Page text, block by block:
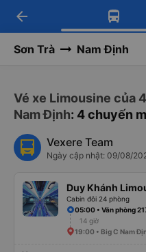
Tải app
Nhận ưu đãi
Tải app
-30k/ghế khi
arrow_back
Sơn Trà Nam Định
Vé xe Limousine của
Nam Định: 4 chuyến
Vexere Team
Ngày cập nhật: 09/08/
Duy Khánh
Cabin đôi 24 phòng
05:00 • Văn phòng
14 giờ
19:00 • Big C Nam